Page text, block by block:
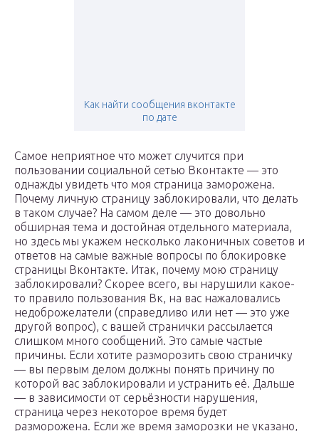
Как найти сообщения вконтакте
по дате
Самое неприятное что может случится при
пользовании социальной сетью Вконтакте — это
однажды увидеть что моя страница заморожена.
Почему личную страницу заблокировали, что делать
в таком случае? На самом деле — это довольно
обширная тема и достойная отдельного материала,
но здесь мы укажем несколько лаконичных советов и
ответов на самые важные вопросы по блокировке
страницы Вконтакте. Итак, почему мою страницу
заблокировали? Скорее всего, вы нарушили какое-
то правило пользования Вк, на вас нажаловались
недоброжелатели (справедливо или нет — это уже
другой вопрос), с вашей странички рассылается
слишком много сообщений. Это самые частые
причины. Если хотите разморозить свою страничку
— вы первым делом должны понять причину по
которой вас заблокировали и устранить её. Дальше
— в зависимости от серьёзности нарушения,
страница через некоторое время будет
разморожена. Если же время заморозки не указано,